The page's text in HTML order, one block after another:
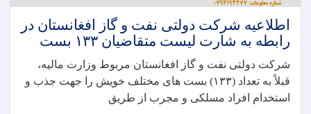
اطلاعیه شرکت دولتی نفت و گاز افغانستان در
رابطه به شارت لیست متقاضیان ۱۳۳ بست
شرکت دولتی نفت و گاز افغانستان مربوط وزارت مالیه،
قبلاً به تعداد (۱۳۳) بست های مختلف خویش را جهت جذب و
استخدام افراد مسلکی و مجرب از طریق